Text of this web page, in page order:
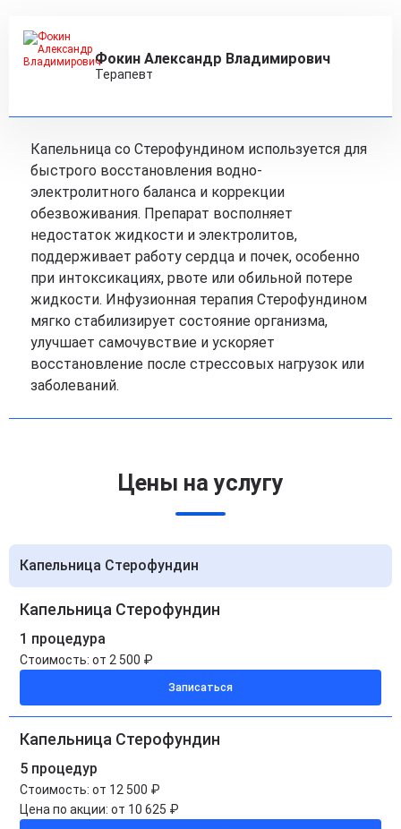
Фокин Александр Владимирович
Терапевт
Капельница со Стерофундином используется для
быстрого восстановления водно-
электролитного баланса и коррекции
обезвоживания. Препарат восполняет
недостаток жидкости и электролитов,
поддерживает работу сердца и почек, особенно
при интоксикациях, рвоте или обильной потере
жидкости. Инфузионная терапия Стерофундином
мягко стабилизирует состояние организма,
улучшает самочувствие и ускоряет
восстановление после стрессовых нагрузок или
заболеваний.
Цены на услугу
Капельница Стерофундин
Капельница Стерофундин
1 процедура
Стоимость: от 2 500 ₽
Записаться
Капельница Стерофундин
5 процедур
Стоимость: от 12 500 ₽
Цена по акции: от 10 625 ₽